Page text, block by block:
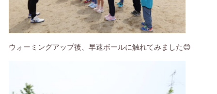
ウォーミングアップ後、早速ボールに触れてみました😊